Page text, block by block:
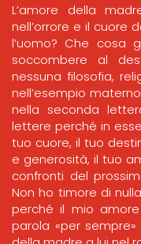
L’amore della
nell’orrore e il cuore
l’uomo? Che cosa
soccombere al
nessuna filosofia,
nell’esempio
nella seconda
lettere perché in
tuo cuore, il tuo
e generosità, il tuo
confronti del
Non ho timore di
perché il mio
parola «per